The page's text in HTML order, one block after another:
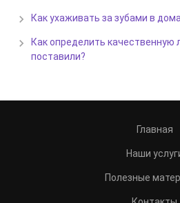
Как ухаживать за зубами в
Как определить качественную
поставили?
Главная
Наши
Полезные